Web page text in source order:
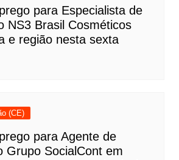
para Especialista de
NS3 Brasil Cosméticos
e região nesta sexta
(CE)
para Agente de
Grupo SocialCont em